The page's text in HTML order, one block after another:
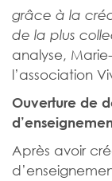
grâce à la
de la plus
analyse,
l’association
Ouverture de
Après avoir